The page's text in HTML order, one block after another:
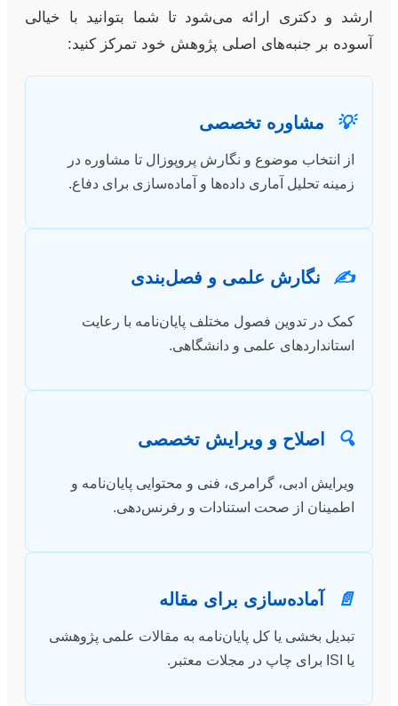
ارشد و دکتری ارائه می‌شود تا شما بتوانید با خیالی
آسوده بر جنبه‌های اصلی پژوهش خود تمرکز کنید:
💡 مشاوره تخصصی
از انتخاب موضوع و نگارش پروپوزال تا مشاوره در
زمینه تحلیل آماری داده‌ها و آماده‌سازی برای دفاع.
✍️ نگارش علمی و فصل‌بندی
کمک در تدوین فصول مختلف پایان‌نامه با رعایت
استانداردهای علمی و دانشگاهی.
🔍 اصلاح و ویرایش تخصصی
ویرایش ادبی، گرامری، فنی و محتوایی پایان‌نامه و
اطمینان از صحت استنادات و رفرنس‌دهی.
📄 آماده‌سازی برای مقاله
تبدیل بخشی یا کل پایان‌نامه به مقالات علمی پژوهشی
یا ISI برای چاپ در مجلات معتبر.